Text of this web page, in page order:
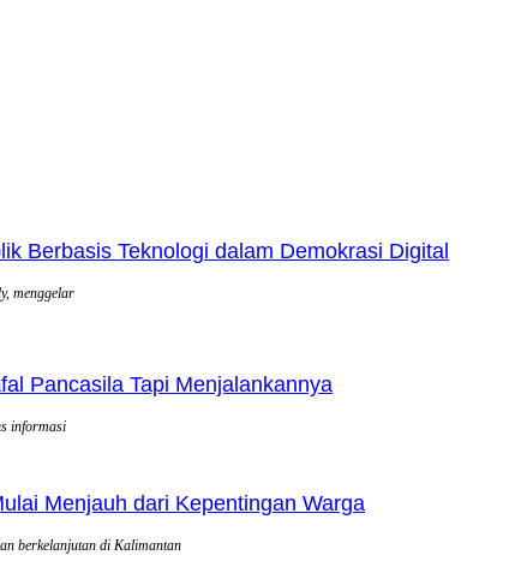
Berbasis Teknologi dalam Demokrasi Digital
menggelar
Pancasila Tapi Menjalankannya
informasi
Menjauh dari Kepentingan Warga
berkelanjutan di Kalimantan